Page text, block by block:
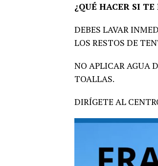
¿QUÉ HACER SI
DEBES LAVAR
LOS RESTOS DE
NO APLICAR AGUA
TOALLAS.
DIRÍGETE AL